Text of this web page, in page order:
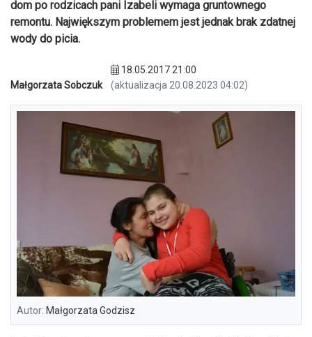
dom po rodzicach pani Izabeli wymaga gruntownego
remontu. Największym problemem jest jednak brak zdatnej
wody do picia.
Małgorzata Sobczuk
18.05.2017 21:00
(aktualizacja 20.08.2023 04:02)
Autor: Małgorzata Godzisz